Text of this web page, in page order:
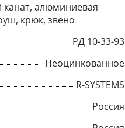
канат, алюминиевая
крюк, звено
РД 10-33-93
Неоцинкованное
R-SYSTEMS
Россия